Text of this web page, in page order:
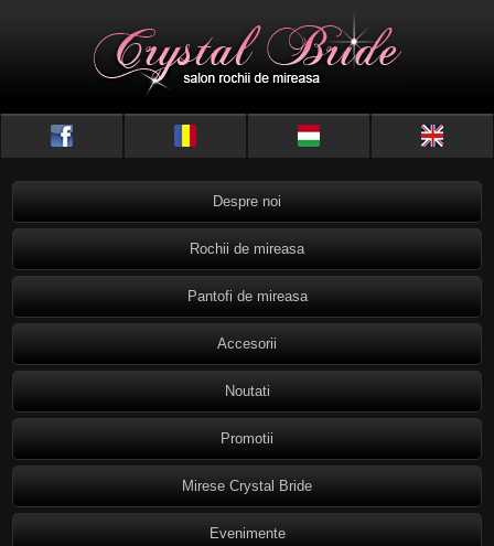
Despre noi
Rochii de mireasa
Pantofi de mireasa
Accesorii
Noutati
Promotii
Mirese Crystal Bride
Evenimente